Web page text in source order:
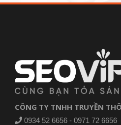
CÔNG TY TNHH TRUYỀN
0934 52 6656 - 0971 72 6656